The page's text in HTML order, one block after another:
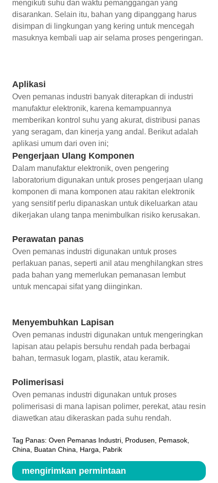
mengikuti suhu dan waktu pemanggangan yang
disarankan. Selain itu, bahan yang dipanggang harus
disimpan di lingkungan yang kering untuk mencegah
masuknya kembali uap air selama proses pengeringan.
Aplikasi
Oven pemanas industri banyak diterapkan di industri
manufaktur elektronik, karena kemampuannya
memberikan kontrol suhu yang akurat, distribusi panas
yang seragam, dan kinerja yang andal. Berikut adalah
aplikasi umum dari oven ini;
Pengerjaan Ulang Komponen
Dalam manufaktur elektronik, oven pengering
laboratorium digunakan untuk proses pengerjaan ulang
komponen di mana komponen atau rakitan elektronik
yang sensitif perlu dipanaskan untuk dikeluarkan atau
dikerjakan ulang tanpa menimbulkan risiko kerusakan.
Perawatan panas
Oven pemanas industri digunakan untuk proses
perlakuan panas, seperti anil atau menghilangkan stres
pada bahan yang memerlukan pemanasan lembut
untuk mencapai sifat yang diinginkan.
Menyembuhkan Lapisan
Oven pemanas industri digunakan untuk mengeringkan
lapisan atau pelapis bersuhu rendah pada berbagai
bahan, termasuk logam, plastik, atau keramik.
Polimerisasi
Oven pemanas industri digunakan untuk proses
polimerisasi di mana lapisan polimer, perekat, atau resin
diawetkan atau dikeraskan pada suhu rendah.
Tag Panas: Oven Pemanas Industri, Produsen, Pemasok,
China, Buatan China, Harga, Pabrik
mengirimkan permintaan